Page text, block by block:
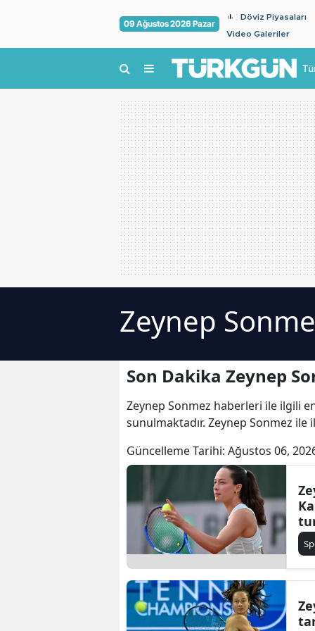
09 Ağustos 2026 Pazar
Döviz Piyasaları
Video Galeriler
Zeynep
Son Dakika Zeynep
Zeynep Sonmez haberleri ile ilgili
sunulmaktadır. Zeynep Sonmez
Güncelleme Tarihi: Ağustos 06,